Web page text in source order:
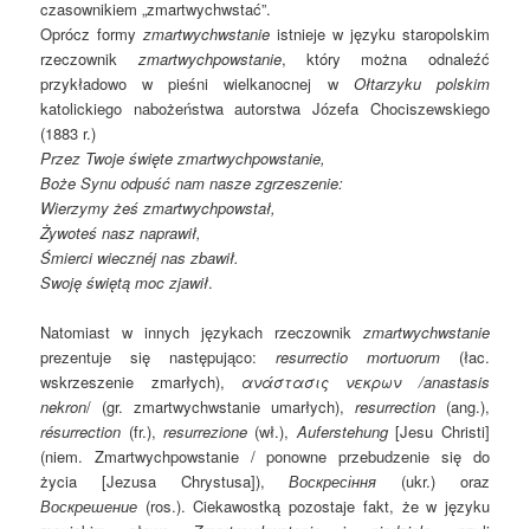
czasownikiem „zmartwychwstać”.
Oprócz formyzmartwychwstanie istnieje w języku staropolskim
rzeczownikzmartwychpowstanie, który można odnaleźć
przykładowo w pieśni wielkanocnej w Ołtarzyku polskim
katolickiego nabożeństwa autorstwa Józefa Chociszewskiego
(1883 r.)
Przez Twoje święte zmartwychpowstanie,
Boże Synu odpuść nam nasze zgrzeszenie:
Wierzymy żeś zmartwychpowstał,
Żywoteś nasz naprawił,
Śmierci wiecznéj nas zbawił.
Swoję świętą moc zjawił.
Natomiast w innych językach rzeczownikzmartwychwstanie
prezentuje się następująco: resurrectio mortuorum(łac.
wskrzeszenie zmarłych), ανάστασις νεκρων /anastasis
nekron/ (gr. zmartwychwstanie umarłych), resurrection(ang.),
résurrection (fr.),resurrezione (wł.),Auferstehung[Jesu Christi]
(niem. Zmartwychpowstanie / ponowne przebudzenie się do
życia [Jezusa Chrystusa]),Воскресіння (ukr.) oraz
Воскрешение (ros.). Ciekawostką pozostaje fakt, że w języku